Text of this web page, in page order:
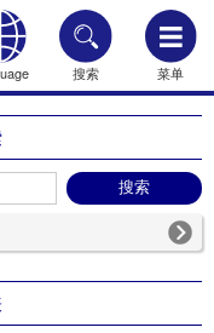
搜索 菜单